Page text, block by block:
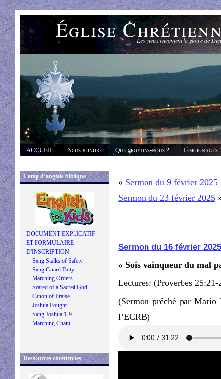
Église Les cieux racontent la gloire de
ACCUEIL Nous joindre Que croyons-nous ?
Témoignages
Réponses
Camp d’anglais biblique
DOCUMENT EXPLICATIF
ET FORMULAIRE
D'INSCRIPTION
Song Stalks of Safety
Song Guard Duty
Marching Orders
Scared of a Sacred God
Canon of Praise
Joshua Fought
Song Joshua 1-9
Marching Chant
Ressources chrétiennes
« Sermon du 9 février 2025
Sermon du 23 février 2025
Sermon du 16 février 2025
« Sois vainqueur du mal
Lectures: (Proverbes
(Sermon prêché par
l’ECRB)